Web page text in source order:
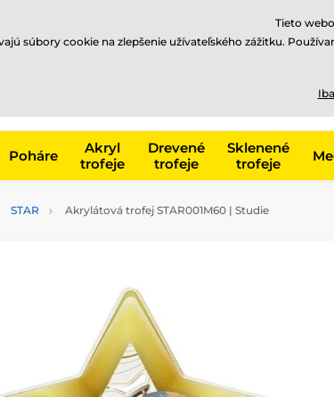
Poháre
Akryl
trofeje
Drevené
trofeje
Sklenené
trofeje
STAR Akrylátová trofej STAR001M60 | Studie
Tieto
súbory cookie na zlepšenie užívateľského zážitku.